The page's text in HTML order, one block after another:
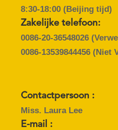
8:30-18:00 (Beijing tijd)
Zakelijke telefoon:
0086-20-36548026
0086-13539844456(Niet
Contactpersoon :
Miss. Laura Lee
E-mail :